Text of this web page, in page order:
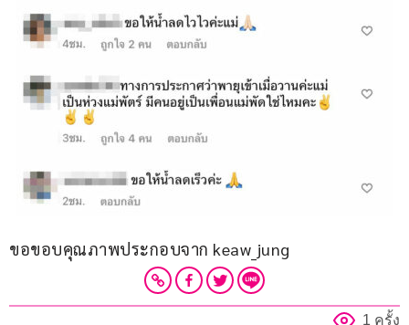
ขอขอบคุณภาพประกอบจาก keaw_jung
1 ครั้ง